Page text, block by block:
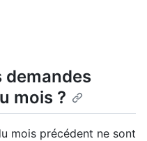
demandes
mois ?
mois précédent ne sont